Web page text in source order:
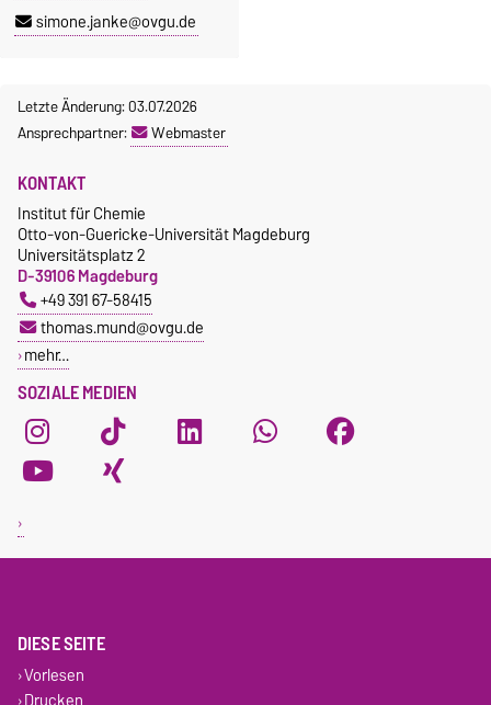
simone.janke@ovgu.de
Letzte Änderung: 03.07.2026
Ansprechpartner:
Webmaster
SOZIALE MEDIEN
KONTAKT
Institut für Chemie
Otto-von-Guericke-Universität Magdeburg
Universitätsplatz 2
D-39106 Magdeburg
+49 391 67-58415
thomas.mund@ovgu.de
mehr…
DIESE SEITE
Vorlesen